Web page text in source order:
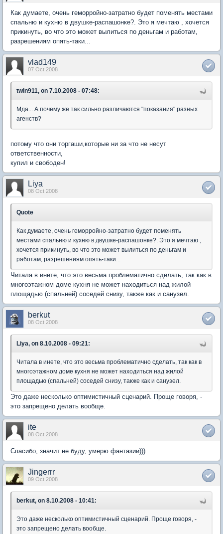
Как думаете, очень геморройно-затратно будет поменять местами
спальню и кухню в двушке-распашонке?. Это я мечтаю , хочется
прикинуть, во что это может вылиться по деньгам и работам,
разрешениям опять-таки...
vlad149
07 Oct 2008
twin911, on 7.10.2008 - 07:48:
Мда... А почему же так сильно различаются "показания" разных
агенств?
потому что они торгаши,которые ни за что не несут
ответственности,
купил и свободен!
Liya
08 Oct 2008
Quote
Как думаете, очень геморройно-затратно будет поменять
местами спальню и кухню в двушке-распашонке?. Это я мечтаю ,
хочется прикинуть, во что это может вылиться по деньгам и
работам, разрешениям опять-таки...
Читала в инете, что это весьма проблематично сделать, так как в
многоэтажном доме кухня не может находиться над жилой
площадью (спальней) соседей снизу, также как и санузел.
berkut
08 Oct 2008
Liya, on 8.10.2008 - 09:21:
Читала в инете, что это весьма проблематично сделать, так как в
многоэтажном доме кухня не может находиться над жилой
площадью (спальней) соседей снизу, также как и санузел.
Это даже несколько оптимистичный сценарий. Проще говоря, -
это запрещено делать вообще.
ite
08 Oct 2008
Спасибо, значит не буду, умерю фантазии)))
Jingerrr
09 Oct 2008
berkut, on 8.10.2008 - 10:41:
Это даже несколько оптимистичный сценарий. Проще говоря, -
это запрещено делать вообще.